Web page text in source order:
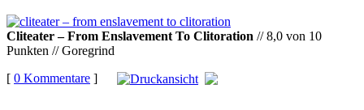
Cliteater – From Enslavement To Clitoration // 8,0 von 10
Punkten // Goregrind
[ 0 Kommentare ]